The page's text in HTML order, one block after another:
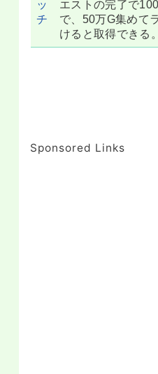
ッ
チ
エストの完了で
で、50万G集めて
けると取得できる
Sponsored Links